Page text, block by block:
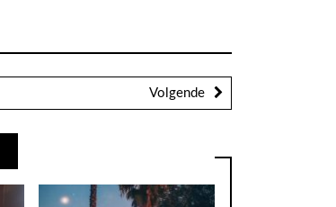
Volgende